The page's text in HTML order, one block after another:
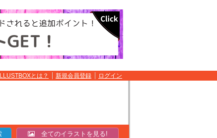
ILLUSTBOXとは？ 新規会員登録 ログイン
全てのイラストを見る!